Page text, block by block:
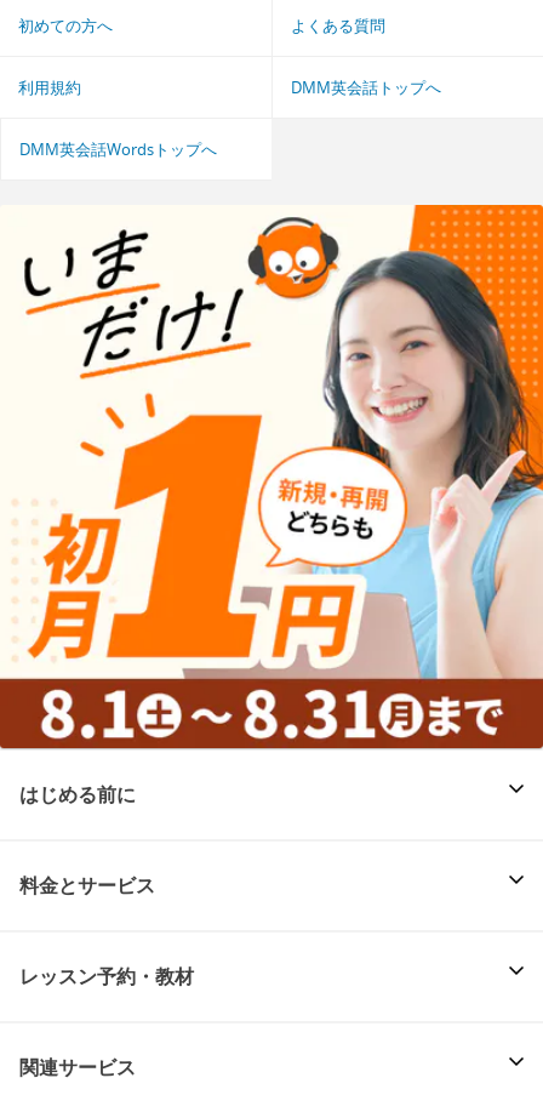
初めての方へ よくある質問
利用規約 DMM英会話トップへ
DMM英会話Wordsトップへ
はじめる前に
料金とサービス
レッスン予約・教材
関連サービス